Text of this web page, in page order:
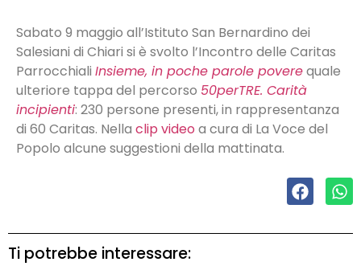
Sabato 9 maggio all’Istituto San Bernardino dei
Salesiani di Chiari si è svolto l’Incontro delle Caritas
Parrocchiali Insieme, in poche parole poverequale
ulteriore tappa del percorso 50perTRE. Carità
incipienti: 230 persone presenti, in rappresentanza
di 60 Caritas. Nella clip video a cura di La Voce del
Popolo alcune suggestioni della mattinata.
Ti potrebbe interessare: